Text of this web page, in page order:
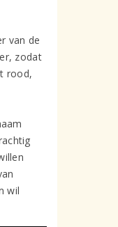
van de
zodat
rood,
wil